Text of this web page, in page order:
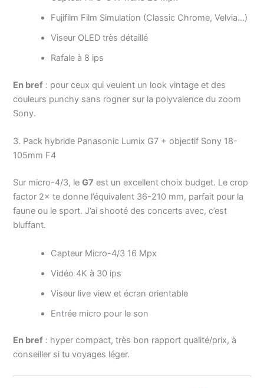
Fujifilm Film Simulation (Classic Chrome, Velvia…)
Viseur OLED très détaillé
Rafale à 8 ips
En bref : pour ceux qui veulent un look vintage et des
couleurs punchy sans rogner sur la polyvalence du zoom
Sony.
3. Pack hybride Panasonic Lumix G7 + objectif Sony 18-
105mm F4
Sur micro-4/3, leG7 est un excellent choix budget. Le crop
factor 2× te donne l’équivalent 36-210 mm, parfait pour la
faune ou le sport. J’ai shooté des concerts avec, c’est
bluffant.
Capteur Micro-4/3 16 Mpx
Vidéo 4K à 30 ips
Viseur live view et écran orientable
Entrée micro pour le son
En bref : hyper compact, très bon rapport qualité/prix, à
conseiller si tu voyages léger.